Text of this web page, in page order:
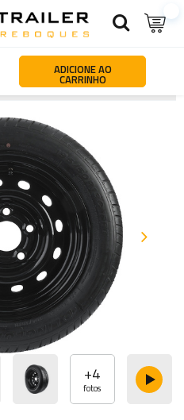
Rodas jantes pneus Rodas
+4
fotos
ADICIONE AO
CARRINHO